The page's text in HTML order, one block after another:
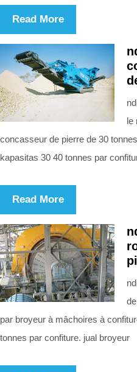
Read More
le
concasseur de pierre de 30
kapasitas 30 40 tonnes par
Read More
par broyeur à mâchoires à
tonnes par confiture. jual broyeur